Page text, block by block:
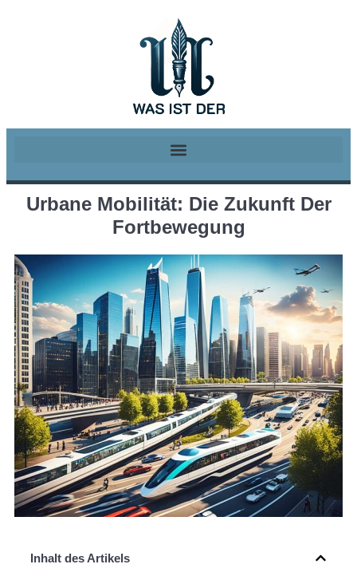
Urbane Mobilität: Die Zukunft Der
Fortbewegung
Inhalt des Artikels